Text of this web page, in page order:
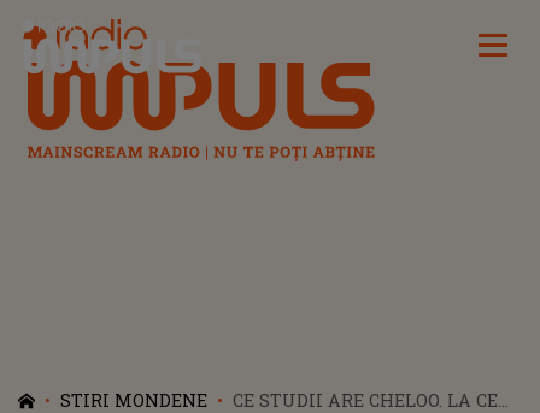
Radio Impuls
STIRI MONDENE
CE STUDII ARE CHELOO. LA CE